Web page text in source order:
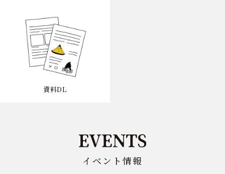
資料DL
イベント情報